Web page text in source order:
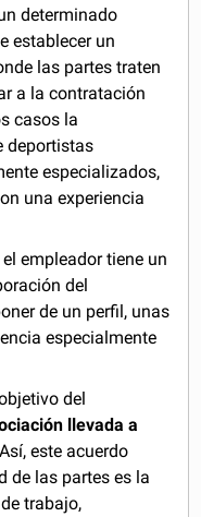
determinado
establecer un
las partes traten
a la contratación
casos la
deportistas
especializados,
una experiencia
empleador tiene un
del
de un perfil, unas
especialmente
del
llevada a
este acuerdo
de las partes es la
trabajo,